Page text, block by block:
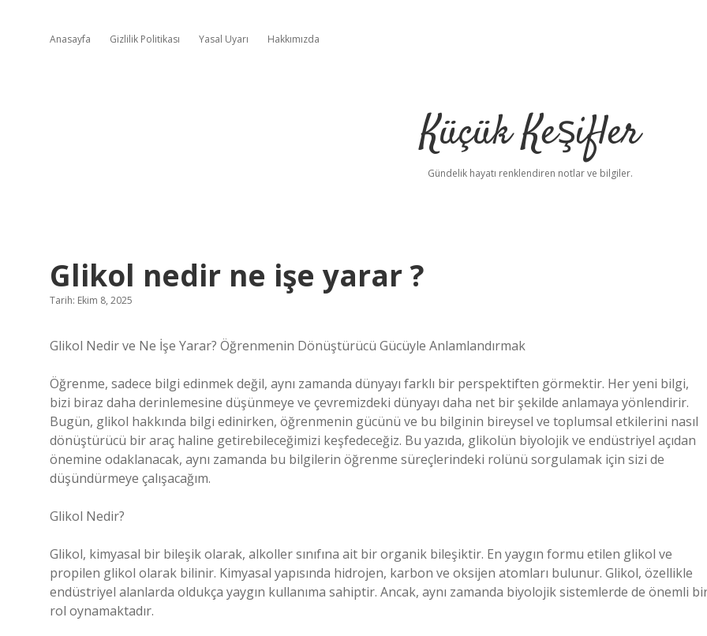
Anasayfa Gizlilik Politikası Yasal Uyarı Hakkımızda
Küçük Keşifler
Gündelik hayatı renklendiren notlar ve bilgiler.
Glikol nedir ne işe yarar ?
Tarih: Ekim 8, 2025
Glikol Nedir ve Ne İşe Yarar? Öğrenmenin Dönüştürücü Gücüyle Anlamlandırmak
Öğrenme, sadece bilgi edinmek değil, aynı zamanda dünyayı farklı bir perspektiften görmektir. Her yeni bilgi,
bizi biraz daha derinlemesine düşünmeye ve çevremizdeki dünyayı daha net bir şekilde anlamaya yönlendirir.
Bugün, glikol hakkında bilgi edinirken, öğrenmenin gücünü ve bu bilginin bireysel ve toplumsal etkilerini nasıl
dönüştürücü bir araç haline getirebileceğimizi keşfedeceğiz. Bu yazıda, glikolün biyolojik ve endüstriyel açıdan
önemine odaklanacak, aynı zamanda bu bilgilerin öğrenme süreçlerindeki rolünü sorgulamak için sizi de
düşündürmeye çalışacağım.
Glikol Nedir?
Glikol, kimyasal bir bileşik olarak, alkoller sınıfına ait bir organik bileşiktir. En yaygın formu etilen glikol ve
propilen glikol olarak bilinir. Kimyasal yapısında hidrojen, karbon ve oksijen atomları bulunur. Glikol, özellikle
endüstriyel alanlarda oldukça yaygın kullanıma sahiptir. Ancak, aynı zamanda biyolojik sistemlerde de önemli
rol oynamaktadır.